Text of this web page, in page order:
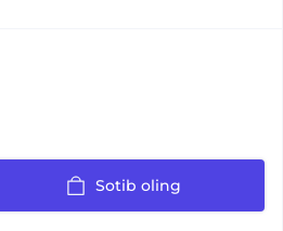
Sotib oling